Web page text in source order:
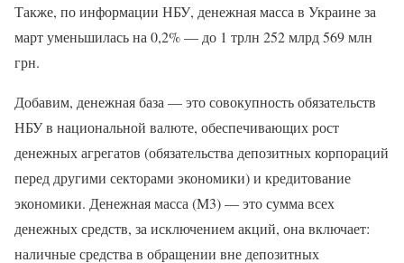
Также, по информации НБУ, денежная масса в Украине за
март уменьшилась на 0,2% — до 1 трлн 252 млрд 569 млн
грн.
Добавим, денежная база — это совокупность обязательств
НБУ в национальной валюте, обеспечивающих рост
денежных агрегатов (обязательства депозитных корпораций
перед другими секторами экономики) и кредитование
экономики. Денежная масса (М3) — это сумма всех
денежных средств, за исключением акций, она включает:
наличные средства в обращении вне депозитных